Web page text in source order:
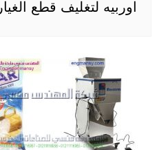
اوربيه لتغليف قطع الغيار